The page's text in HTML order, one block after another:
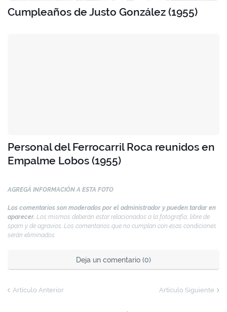
Cumpleaños de Justo González (1955)
Personal del Ferrocarril Roca reunidos en
Empalme Lobos (1955)
AGREGÁ INFORMACIÓN A ESTA FOTO
Los comentarios son moderados por el administrador y pueden tardar en
aparecer. Los mismos deberán estar relacionados a la fotografía, libre de
spam y de agravios. Los comentarios que no cumplan con esas condiciones
serán eliminados.
Deja un comentario (0)
Artículo Anterior Artículo Siguiente